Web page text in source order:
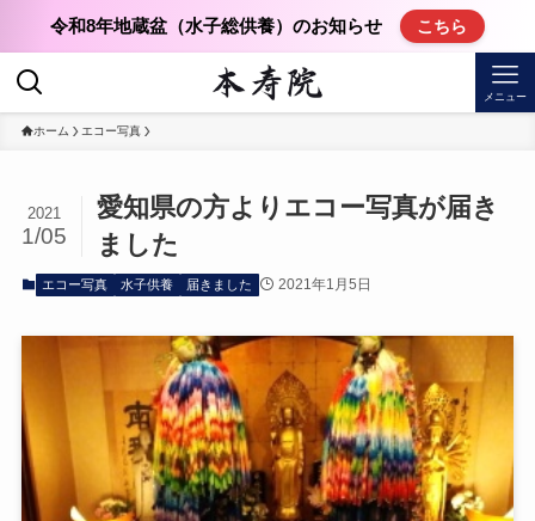
令和8年地蔵盆（水子総供養）のお知らせ こちら
メニュー
ホーム エコー写真
愛知県の方よりエコー写真が届き
ました
2021
1/05
エコー写真 水子供養 届きました 2021年1月5日